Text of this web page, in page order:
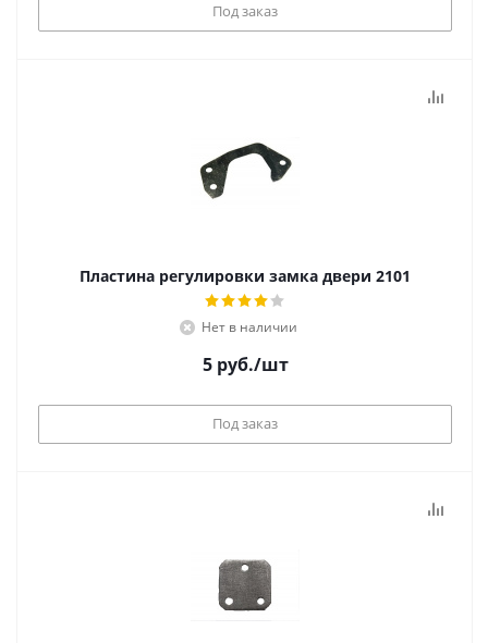
Под заказ
Пластина регулировки замка двери 2101
Нет в наличии
5руб./шт
Под заказ